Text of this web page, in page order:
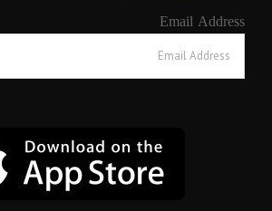
Email Address